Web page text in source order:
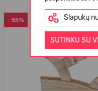
Slapukų
SUTINKU SU
-55%